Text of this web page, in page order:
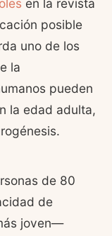
en la revista
posible
uno de los
la
pueden
la edad adulta,
de 80
de
joven—